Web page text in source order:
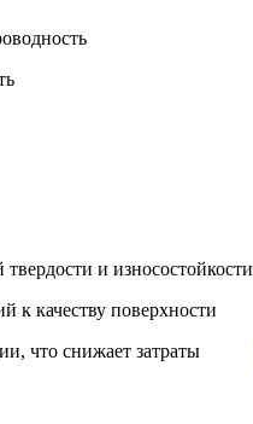
и износостойкости
к качеству поверхности
что снижает затраты